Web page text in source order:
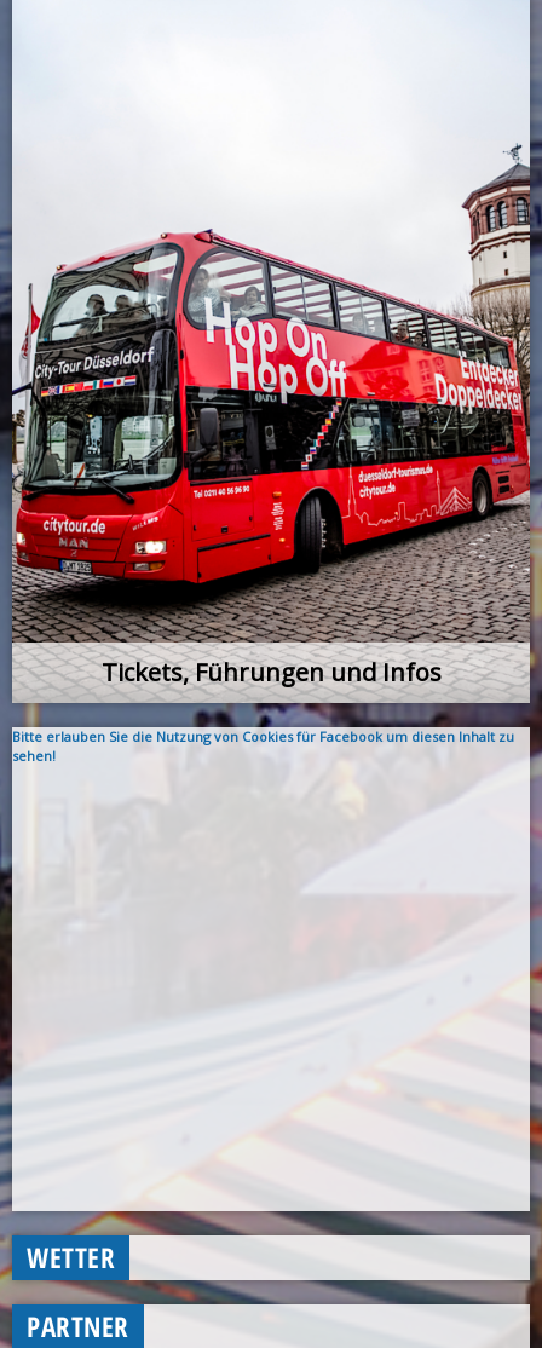
Tickets, Führungen und Infos
Bitte erlauben Sie die Nutzung von Cookies für Facebook um diesen Inhalt zu
sehen!
WETTER
PARTNER